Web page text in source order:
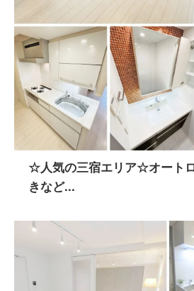
☆人気の三宿エリア☆オート
きなど...